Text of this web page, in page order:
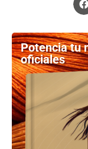
Potencia tu
oficiales